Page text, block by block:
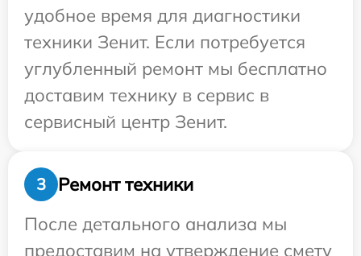
удобное время для диагностики
техники Зенит. Если потребуется
углубленный ремонт мы бесплатно
доставим технику в сервис в
сервисный центр Зенит.
3
Ремонт техники
После детального анализа мы
предоставим на утверждение смету